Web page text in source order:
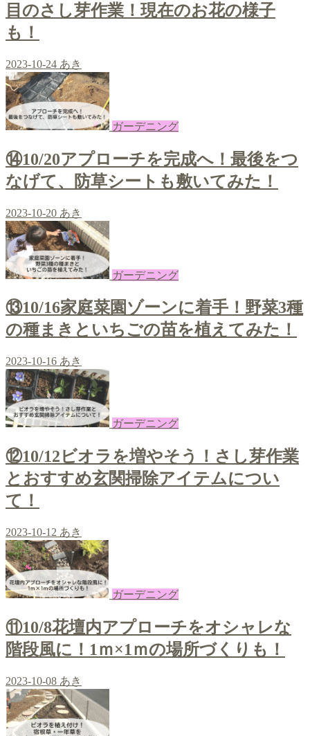
目のさし芽作業！現在のお花の様子
も！
2023-10-24 あき
ガーデニング
⑭10/20アプローチを完成へ！最後をつ
なげて、防草シートも敷いてみた！
2023-10-20 あき
ガーデニング
⑬10/16家庭菜園ゾーンに着手！野菜3種
の種まきといちごの苗を植えてみた！
2023-10-16 あき
ガーデニング
⑫10/12ビオラを増やそう！さし芽作業
とおすすめ玄関掃除アイテムについ
て！
2023-10-12 あき
ガーデニング
⑪10/8花壇内アプローチをオシャレな
階段風に！1ｍ×1ｍの場所づくりも！
2023-10-08 あき